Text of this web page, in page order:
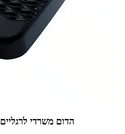
Refresh FooT Support הדום משרדי לרגליים